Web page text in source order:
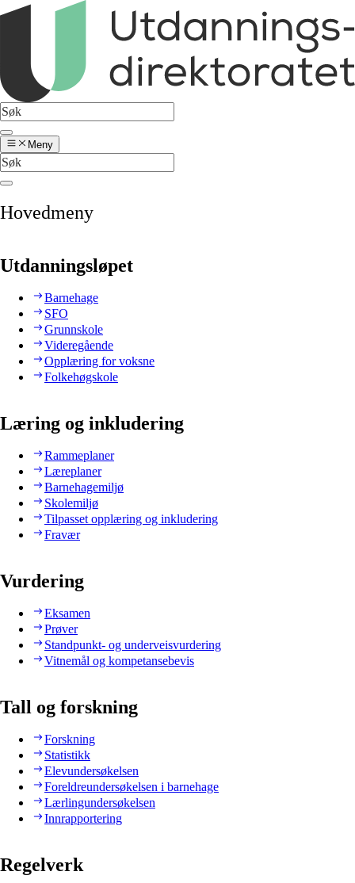
Meny
Hovedmeny
Utdanningsløpet
Barnehage
SFO
Grunnskole
Videregående
Opplæring for voksne
Folkehøgskole
Læring og inkludering
Rammeplaner
Læreplaner
Barnehagemiljø
Skolemiljø
Tilpasset opplæring og inkludering
Fravær
Vurdering
Eksamen
Prøver
Standpunkt- og underveisvurdering
Vitnemål og kompetansebevis
Tall og forskning
Forskning
Statistikk
Elevundersøkelsen
Foreldreundersøkelsen i barnehage
Lærlingundersøkelsen
Innrapportering
Regelverk